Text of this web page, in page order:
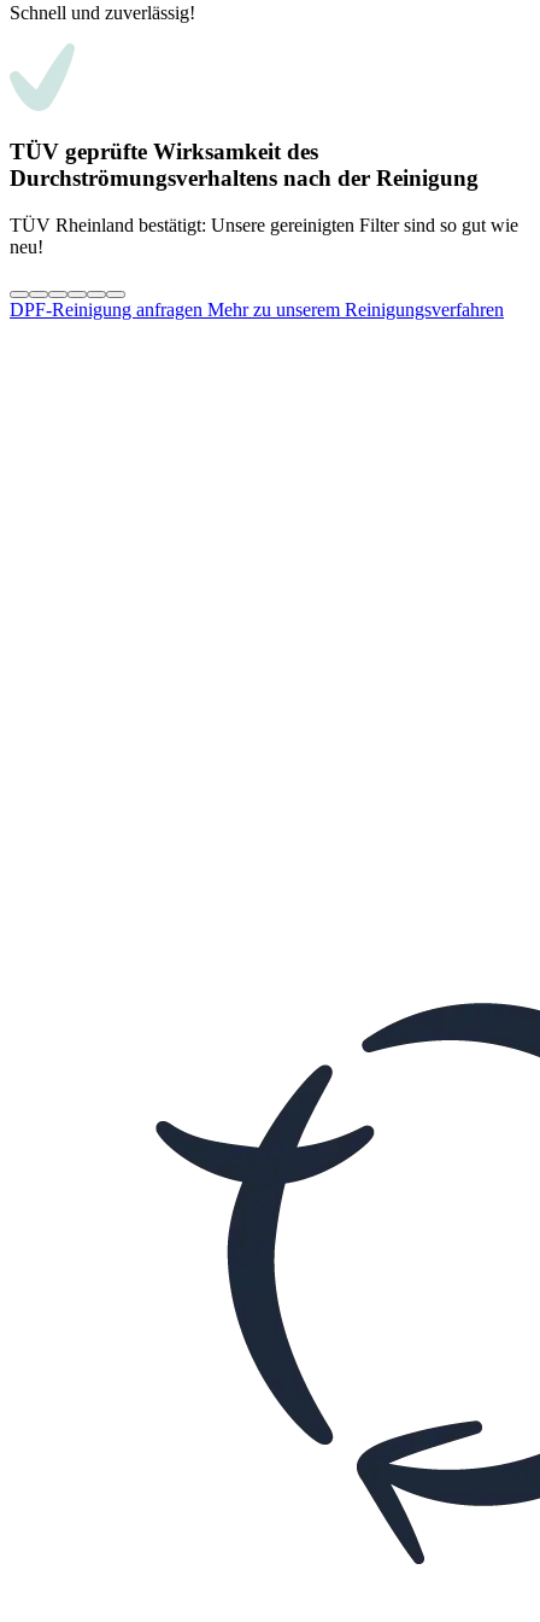
Schnell und zuverlässig!
TÜV geprüfte Wirksamkeit des
Durchströmungsverhaltens nach der Reinigung
TÜV Rheinland bestätigt: Unsere gereinigten Filter sind so gut wie
neu!
DPF-Reinigung anfragen Mehr zu unserem Reinigungsverfahren